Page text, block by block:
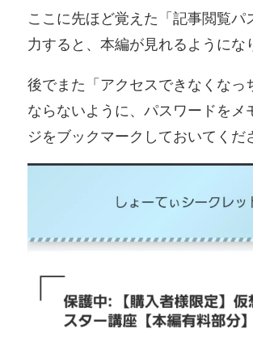
ここに先ほど覚えた「記事閲覧パ
力すると、本編が見れるようにな
後でまた「アクセスできなくなっ
ならないように、パスワードをメ
ジをブックマークしておいてくだ